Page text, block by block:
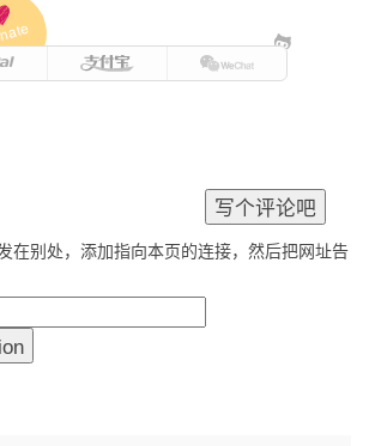
在别处，添加指向本页的连接，然后把网址告